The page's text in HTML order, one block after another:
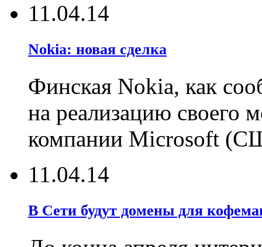
11.04.14
Nokia: новая сделка
Финская Nokia, как
на реализацию своего
компании Microsoft
11.04.14
В Сети будут домены для